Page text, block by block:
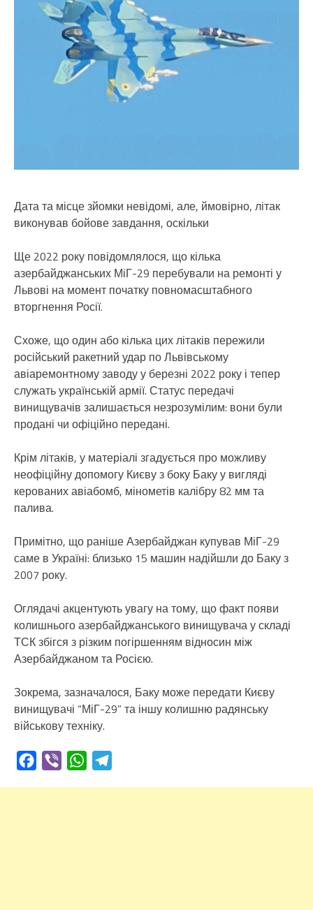
Дата та місце зйомки невідомі, але, ймовірно, літак
виконував бойове завдання, оскільки
Ще 2022 року повідомлялося, що кілька
азербайджанських МіГ-29 перебували на ремонті у
Львові на момент початку повномасштабного
вторгнення Росії.
Схоже, що один або кілька цих літаків пережили
російський ракетний удар по Львівському
авіаремонтному заводу у березні 2022 року і тепер
служать українській армії. Статус передачі
винищувачів залишається незрозумілим: вони були
продані чи офіційно передані.
Крім літаків, у матеріалі згадується про можливу
неофіційну допомогу Києву з боку Баку у вигляді
керованих авіабомб, мінометів калібру 82 мм та
палива.
Примітно, що раніше Азербайджан купував МіГ-29
саме в Україні: близько 15 машин надійшли до Баку з
2007 року.
Оглядачі акцентують увагу на тому, що факт появи
колишнього азербайджанського винищувача у складі
ТСК збігся з різким погіршенням відносин між
Азербайджаном та Росією.
Зокрема, зазначалося, Баку може передати Києву
винищувачі “МіГ-29” та іншу колишню радянську
військову техніку.
Facebook
Viber WhatsApp